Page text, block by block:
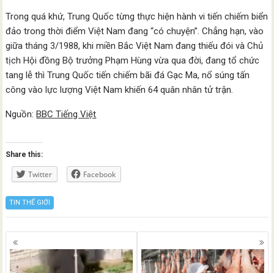
Trong quá khứ, Trung Quốc từng thực hiện hành vi tiến chiếm biển
đảo trong thời điểm Việt Nam đang “có chuyện”. Chẳng hạn, vào
giữa tháng 3/1988, khi miền Bắc Việt Nam đang thiếu đói và Chủ
tịch Hội đồng Bộ trưởng Phạm Hùng vừa qua đời, đang tổ chức
tang lễ thì Trung Quốc tiến chiếm bãi đá Gạc Ma, nổ súng tấn
công vào lực lượng Việt Nam khiến 64 quân nhân tử trận.
Nguồn: BBC Tiếng Việt
Share this:
Twitter Facebook
TIN THẾ GIỚI
Posts
navigation